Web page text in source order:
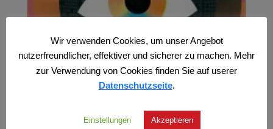
Wir verwenden Cookies, um unser Angebot
nutzerfreundlicher, effektiver und sicherer zu machen. Mehr
zur Verwendung von Cookies finden Sie auf userer
Datenschutzseite.
Einstellungen Akzeptieren